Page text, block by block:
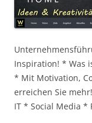
Inspiration! * Was
* Mit Motivation,
erreichen Sie
IT * Social Media *